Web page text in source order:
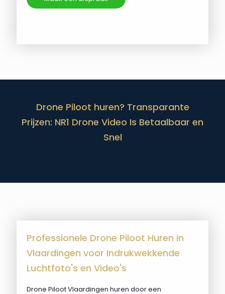
Drone Piloot huren? Transparante
Prijzen: NR1 Drone Video Is Betaalbaar en
Snel
Professionele Drone Piloot Huren in
Vlaardingen voor Indrukwekkende
Luchtfoto's en Video's
Drone Piloot Vlaardingen huren door een